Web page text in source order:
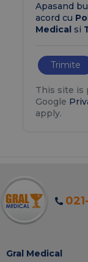
Apasand
acord cu
Medicalsi
Trimite
This site is
Google
apply.
Gral Medical